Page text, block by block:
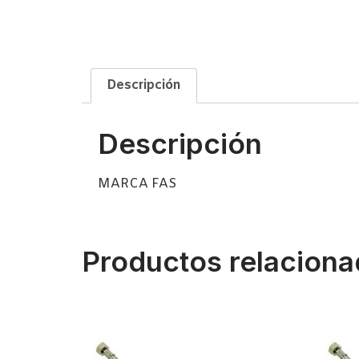
Descripción
Descripción
MARCA FAS
Productos